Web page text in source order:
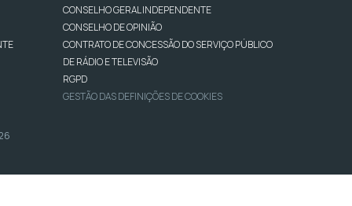
CONSELHO GERAL INDEPENDENTE
CONSELHO DE OPINIÃO
CONTRATO DE CONCESSÃO DO SERVIÇO PÚBLICO
DE RÁDIO E TELEVISÃO
RGPD
GESTÃO DAS DEFINIÇÕES DE COOKIES